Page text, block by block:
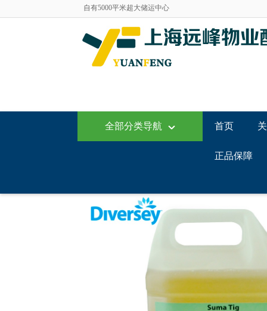
自有5000平米超大储运中心
上海远峰--打造专业的商用清洁用品服务平台
3M全线商用清洁护理产品一级代理商！
乐柏美商务用品一级经销商
泰华施清洁用品全线产品一级代理商
美国威莱克斯异味控制产品特约代理商
首页
正品保障
全部分类导航